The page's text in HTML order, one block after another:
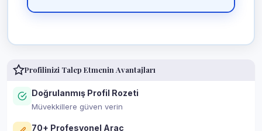
Profilinizi Talep Etmenin Avantajları
Doğrulanmış Profil Rozeti
Müvekkillere güven verin
70+ Profesyonel Araç